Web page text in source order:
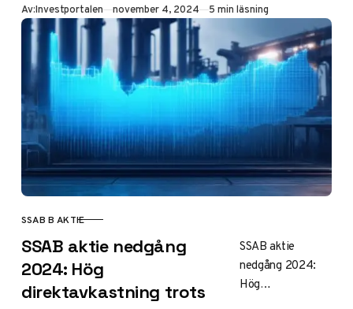
aktier har
genomgått en
betydande
nedgång under
2024, där B-
aktien…
Av:Investportalen Publicerad
november 4, 2024 5 min läsning
KATEGORI
SSAB B AKTIE
SSAB aktie nedgång
2024: Hög
direktavkastning trots
SSAB aktie
nedgång 2024:
Hög